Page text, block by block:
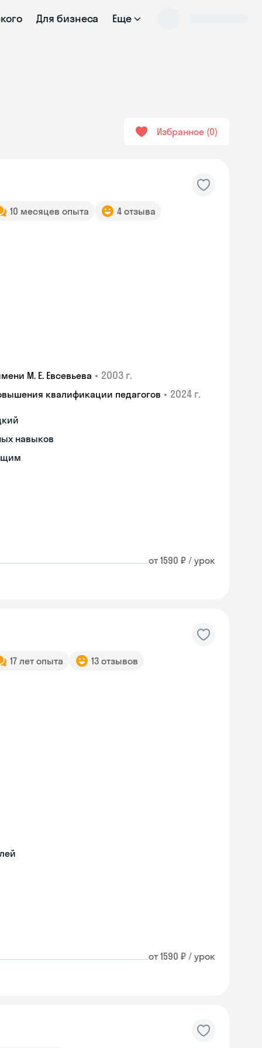
Для бизнеса Еще
Избранное 0
10 месяцев опыта 4 отзыва
М. Е. Евсевьева • 2003 г.
квалификации педагогов • 2024 г.
навыков
от 1590 ₽ / урок
17 лет опыта 13 отзывов
от 1590 ₽ / урок